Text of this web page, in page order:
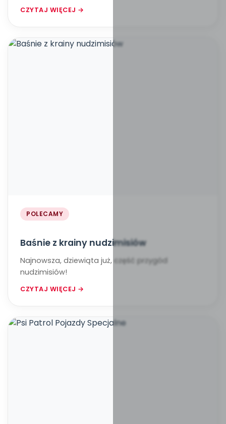
CZYTAJ WIĘCEJ →
POLECAMY
Baśnie z krainy nudzimisiów
Najnowsza, dziewiąta już, część przygód
nudzimisiów!
CZYTAJ WIĘCEJ →